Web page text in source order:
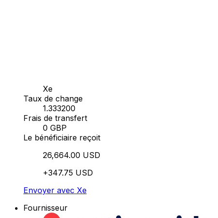
Xe
Taux de change
1.333200
Frais de transfert
0 GBP
Le bénéficiaire reçoit
26,664.00 USD
+347.75 USD
Envoyer avec Xe
Fournisseur